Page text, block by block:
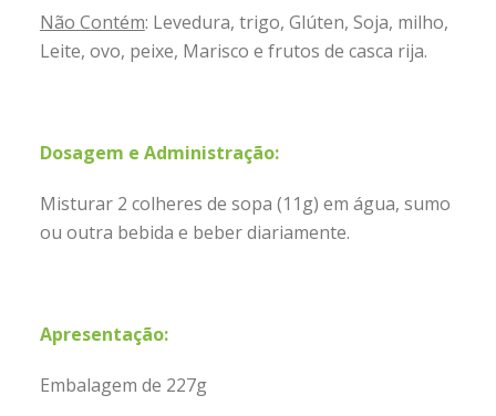
Não Contém: Levedura, trigo, Glúten, Soja, milho,
Leite, ovo, peixe, Marisco e frutos de casca rija.
Dosagem e Administração:
Misturar 2 colheres de sopa (11g) em água, sumo
ou outra bebida e beber diariamente.
Apresentação:
Embalagem de 227g